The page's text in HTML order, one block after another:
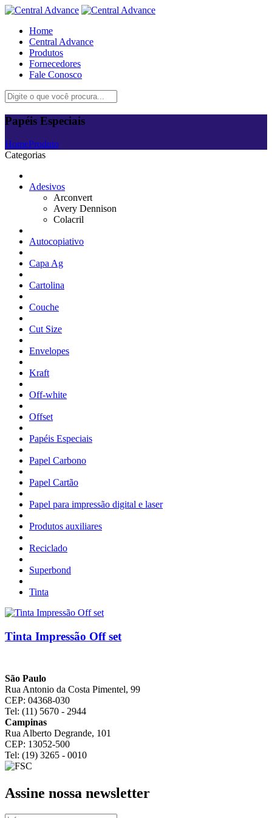
Home
Central Advance
Produtos
Fornecedores
Fale Conosco
Papéis Especiais
HomeProduto
Categorias
Adesivos
Arconvert
Avery Dennison
Colacril
Autocopiativo
Capa Ag
Cartolina
Couche
Cut Size
Envelopes
Kraft
Off-white
Offset
Papéis Especiais
Papel Carbono
Papel Cartão
Papel para impressão digital e laser
Produtos auxiliares
Reciclado
Superbond
Tinta
Tinta Impressão Off set
São Paulo
Rua Antonio da Costa Pimentel, 99
CEP: 04368-030
Tel: (11) 5670 - 2944
Campinas
Rua Alberto Degrande, 101
CEP: 13052-500
Tel: (19) 3265 - 0010
Assine nossa newsletter